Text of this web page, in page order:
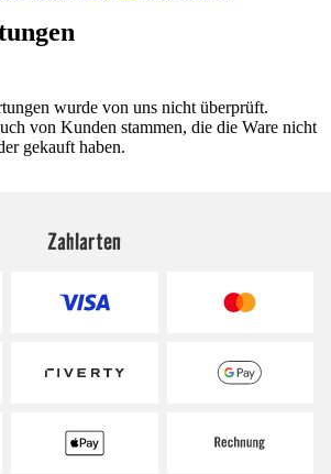
wurde von uns nicht überprüft.
von Kunden stammen, die die Ware nicht
gekauft haben.
Zahlarten